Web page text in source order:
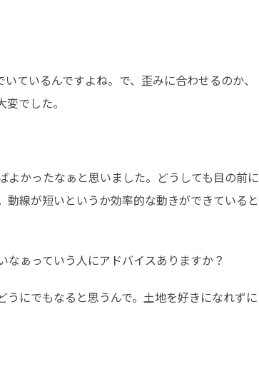
ているんですよね。で、歪みに合わせるのか、
でした。
かったなぁと思いました。どうしても目の前に
線が短いというか効率的な動きができていると
ぁっていう人にアドバイスありますか？
にでもなると思うんで。土地を好きになれずに